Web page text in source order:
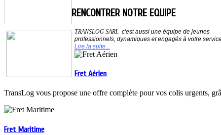
RENCONTRER NOTRE EQUIPE
TRANSLOG SARL c'est aussi une équipe de jeunes
professionnels, dynamiques et engagés à votre
Lire la suite...
Fret Aérien
TransLog vous propose une offre complète pour vos colis urgents,
Fret Maritime